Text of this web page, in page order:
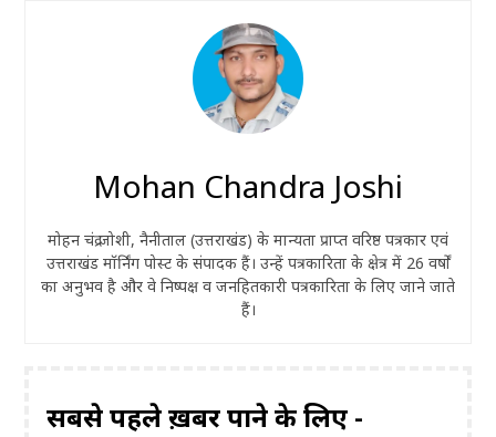
Mohan Chandra Joshi
मोहन चंद्र जोशी, नैनीताल (उत्तराखंड) के मान्यता प्राप्त वरिष्ठ पत्रकार एवं
उत्तराखंड मॉर्निंग पोस्ट के संपादक हैं। उन्हें पत्रकारिता के क्षेत्र में 26 वर्षों
का अनुभव है और वे निष्पक्ष व जनहितकारी पत्रकारिता के लिए जाने जाते
हैं।
सबसे पहले ख़बरें पाने के लिए -